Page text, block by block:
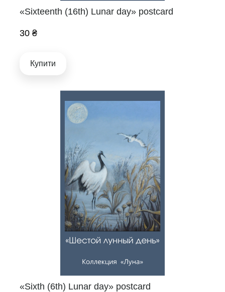
«Sixteenth (16th) Lunar day» postcard
30 ₴
Купити
«Sixth (6th) Lunar day» postcard